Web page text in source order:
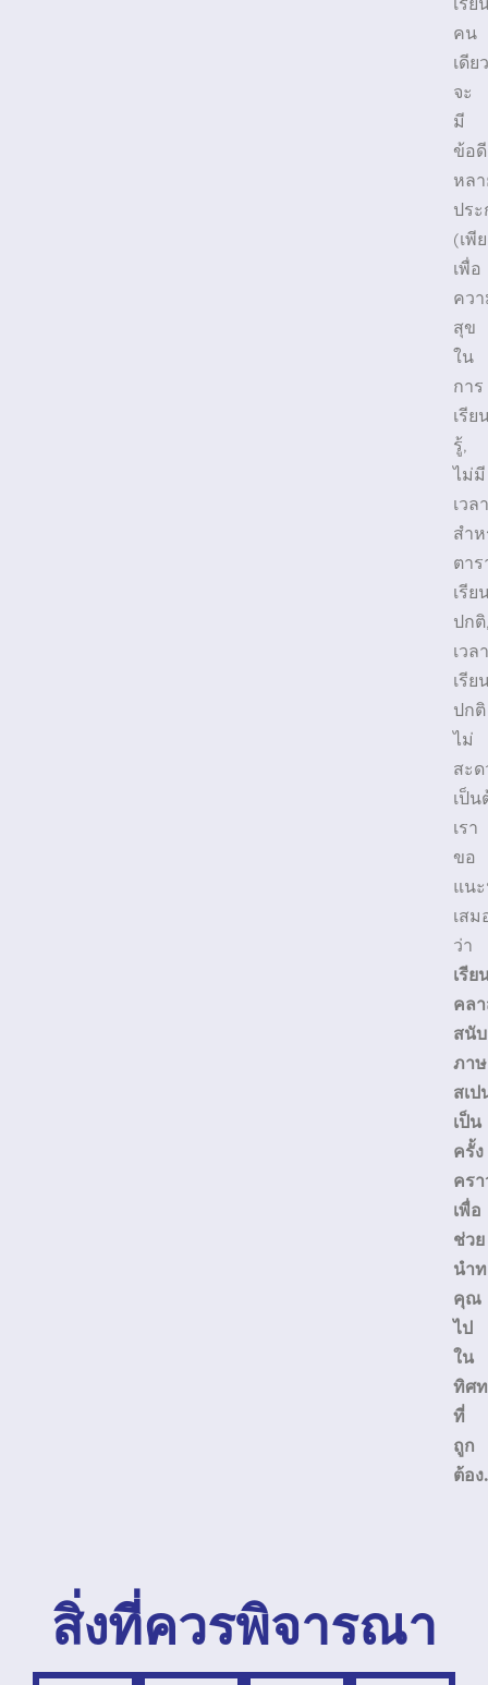
เรีย
คน
เดียว
จะ
มี
ข้อดี
หลา
ประ
(เพี
เพื่อ
คว
สุข
ใน
การ
เรีย
รู้,
ไม่มี
เวลา
สำ
ตาร
เรีย
ปกติ
เวลา
เรีย
ปกติ
ไม่
สะด
เป็น
เรา
ขอ
แน
เสม
ว่า
เรีย
คล
สนั
ภา
สเป
เป็น
ครั้ง
ครา
เพื่อ
ช่วย
นำท
คุณ
ไป
ใน
ทิศท
ที่
ถูก
ต้อง.
สิ่งที่ควรพิจารณา